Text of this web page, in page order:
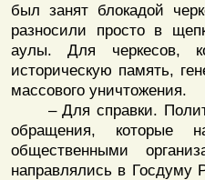
был занят блокадой
разносили просто в
аулы. Для черкесов,
историческую память,
массового уничтожения.
– Для справки.
обращения, которые
общественными
направлялись в Госдуму